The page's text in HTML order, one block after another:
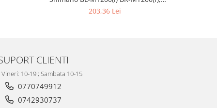
Conducta 1000mm
203,36 Lei
CLIENTI
10-19 ; Sambata 10-15
0770749912
0742930737